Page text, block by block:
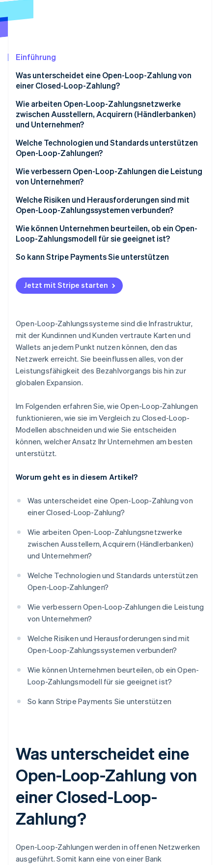
Betrugsprävention
Atlas
Stripe-Sessions 2026
Erfahren Sie, wie Stripe Lösungen für die
Jetzt ansehen
Einführung
Was unterscheidet eine Open-Loop-Zahlung von
einer Closed-Loop-Zahlung?
Wie arbeiten Open-Loop-Zahlungsnetzwerke
zwischen Ausstellern, Acquirern (Händlerbanken)
und Unternehmen?
Aussteller
Acquirer (Händlerbanken)
Netzwerke
Welche Technologien und Standards unterstützen
Open-Loop-Zahlungen?
EMV und Standards für kontaktlose Zahlungen
Sicherheitsschichten
Netzwerkregeln und Compliance
Wie verbessern Open-Loop-Zahlungen die Leistung
von Unternehmen?
Welche Risiken und Herausforderungen sind mit
Open-Loop-Zahlungssystemen verbunden?
Höhere Bearbeitungskosten
Eingeschränkter Einblick in das Kundenverhalten
Höheres Betrugsrisiko
Abhängigkeit von externen Regeln und externer
Infrastruktur
Kundentreue
Wie können Unternehmen beurteilen, ob ein Open-
Loop-Zahlungsmodell für sie geeignet ist?
So kann Stripe Payments Sie unterstützen
Jetzt mit Stripe starten
Open-Loop-Zahlungssysteme sind die Infrastruktur,
mit der Kundinnen und Kunden vertraute Karten und
Wallets an jedem Punkt nutzen können, den das
Netzwerk erreicht. Sie beeinflussen alles, von der
Leistungsfähigkeit des Bezahlvorgangs bis hin zur
globalen Expansion.
Im Folgenden erfahren Sie, wie Open-Loop-Zahlungen
funktionieren, wie sie im Vergleich zu Closed-Loop-
Modellen abschneiden und wie Sie entscheiden
können, welcher Ansatz Ihr Unternehmen am besten
unterstützt.
Worum geht es in diesem Artikel?
Was unterscheidet eine Open-Loop-Zahlung von
einer Closed-Loop-Zahlung?
Wie arbeiten Open-Loop-Zahlungsnetzwerke
zwischen Ausstellern, Acquirern (Händlerbanken)
und Unternehmen?
Welche Technologien und Standards unterstützen
Open-Loop-Zahlungen?
Wie verbessern Open-Loop-Zahlungen die Leistung
von Unternehmen?
Welche Risiken und Herausforderungen sind mit
Open-Loop-Zahlungssystemen verbunden?
Wie können Unternehmen beurteilen, ob ein Open-
Loop-Zahlungsmodell für sie geeignet ist?
So kann Stripe Payments Sie unterstützen
Was unterscheidet eine
Open-Loop-Zahlung von
einer Closed-Loop-
Zahlung?
Open-Loop-Zahlungen werden in offenen Netzwerken
ausgeführt. Somit kann eine von einer Bank